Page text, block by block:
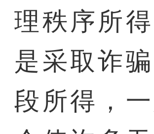
理秩序所
是采取诈
段所得，